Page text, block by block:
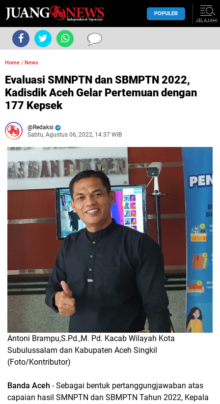
POPULER
JELAJAHI
Home / News
Evaluasi SMNPTN dan SBMPTN 2022,
Kadisdik Aceh Gelar Pertemuan dengan
177 Kepsek
Redaksi
Sabtu, Agustus 06, 2022, 14:37 WIB
Antoni Brampu,S.Pd.,M. Pd. Kacab Wilayah Kota
Subulussalam dan Kabupaten Aceh Singkil
(Foto/Kontributor)
Banda Aceh - Sebagai bentuk pertanggungjawaban atas
capaian hasil SMNPTN dan SBMPTN Tahun 2022, Kepala